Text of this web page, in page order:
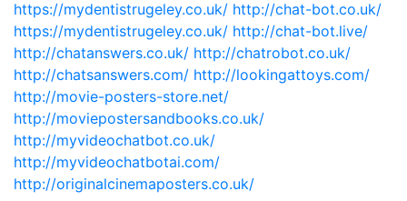
https://mydentistrugeley.co.uk/ http://chat-bot.co.uk/
https://mydentistrugeley.co.uk/ http://chat-bot.live/
http://chatanswers.co.uk/ http://chatrobot.co.uk/
http://chatsanswers.com/ http://lookingattoys.com/
http://movie-posters-store.net/
http://moviepostersandbooks.co.uk/
http://myvideochatbot.co.uk/
http://myvideochatbotai.com/
http://originalcinemaposters.co.uk/